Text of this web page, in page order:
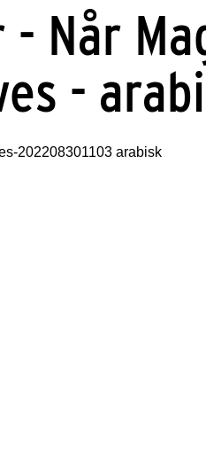
Når
-
202208301103 arabisk